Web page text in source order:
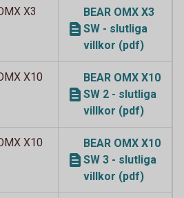
X3
BEAR OMX X3
SW - slutliga
villkor (pdf)
X10
BEAR OMX X10
SW 2 - slutliga
villkor (pdf)
X10
BEAR OMX X10
SW 3 - slutliga
villkor (pdf)